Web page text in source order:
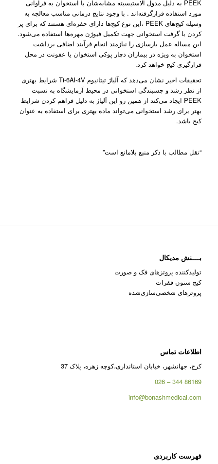
PEEK به دلیل مدول الاستیسیته مشابه‌شان با استخوان به فراوانی
مورد استفاده قرار‌گرفته‌اند . با وجود نتایج درمانی مناسب معالجه به
وسیله کیج‌های PEEK ،این نوع کیج‌ها دارای حفره‌ای هستند که برای پر
کردن با گرفت استخوانی جهت تکمیل فیوژن مهره‌ها استفاده می‌شود.
این مساله عمل بازسازی را نیازمند انجام فرآیند اضافی برداشت
استخوان به ویژه در بیماران دچار پوکی‌ استخوان یا عفونت در محل
قرارگیری کیج خواهد کرد.
تحقیقات اخیر نشان می‌دهد که آلیاژ تیتانیوم Ti-6Al-4V شرایط بهتری
از نظر رشد و چسبندگی استخوانی در محیط آزمایشگاه به نسبت
PEEK ایجاد می‌کند از همین رو این آلیاژ به دلیل فراهم کردن شرایط
بهتر برای رشد استخوانی می‌تواند ماده بهتری برای استفاده به عنوان
کیج باشد.
“نقل مطالب با ذکر منبع بلامانع است”
بــــنش مدیکال
تولیدکننده پروتزهای فک و صورت
کیج ستون فقرات
پروتزهای شخصی‌سازی‌شده
اطلاعات تماس
کرج، جهانشهر، خیابان استانداری،کوچه زهره، پلاک 37
86169 344 – 026
info@bonashmedical.com
فهرست کاربردی